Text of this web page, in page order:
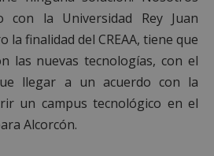
con la Universidad Rey Juan
la finalidad del CREAA, tiene que
las nuevas tecnologías, con el
llegar a un acuerdo con la
un campus tecnológico en el
Alcorcón.
de funcionalidad
no clasificadas
necesarias permiten la
del sitio web, como el
usuario y la gestión de cuentas.
puede utilizar correctamente sin
necesarias.